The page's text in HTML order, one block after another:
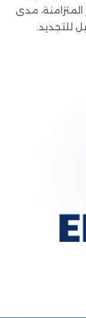
المتزامنة، مدى
للتجديد.